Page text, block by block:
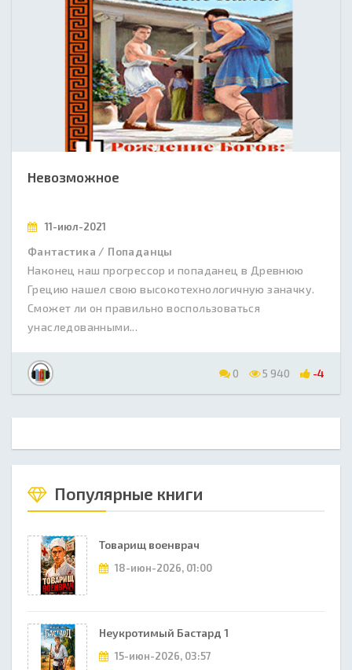
Невозможное
11-июл-2021
Фантастика / Попаданцы
Наконец наш прогрессор и попаданец в Древнюю
Грецию нашел свою высокотехнологичную заначку.
Сможет ли он правильно воспользоваться
унаследованными...
0 5 940 -4
Популярные книги
Товарищ военврач
18-июн-2026, 01:00
Неукротимый Бастард 1
15-июн-2026, 03:57